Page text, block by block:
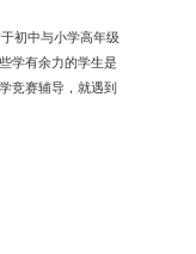
初中与小学高年级
学有余力的学生是
竞赛辅导，就遇到